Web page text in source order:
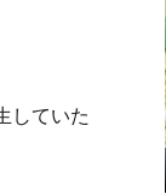
していた